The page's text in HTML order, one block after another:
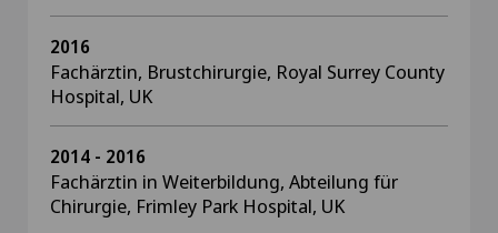
2016
Fachärztin, Brustchirurgie, Royal Surrey County
Hospital, UK
2014 - 2016
Fachärztin in Weiterbildung, Abteilung für
Chirurgie, Frimley Park Hospital, UK